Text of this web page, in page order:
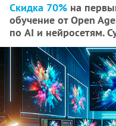
Скидка 70% на
обучение от Open
по AI и нейросетям.